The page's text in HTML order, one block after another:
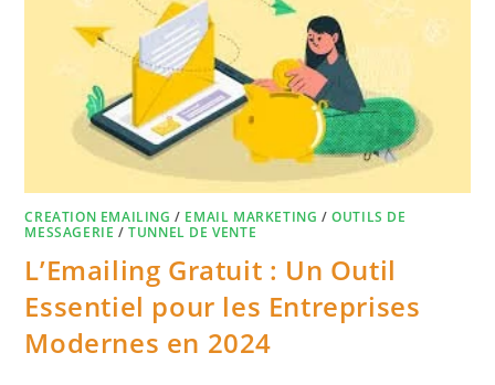
CREATION EMAILING / EMAIL MARKETING /OUTILS DE
MESSAGERIE /TUNNEL DE VENTE
L’Emailing Gratuit : Un Outil
Essentiel pour les Entreprises
Modernes en 2024